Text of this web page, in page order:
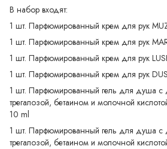
В набор входят:
1 шт. Парфюмированный крем для рук
1 шт. Парфюмированный крем для рук
1 шт. Парфюмированный крем для рук
1 шт. Парфюмированный крем для рук
1 шт. Парфюмированный гель для душа с
трегалозой, бетаином и молочной
10 ml
1 шт. Парфюмированный гель для душа с
трегалозой, бетаином и молочной